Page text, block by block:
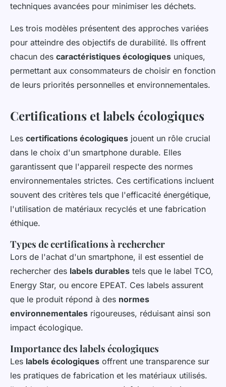
techniques avancées pour minimiser les déchets.
Les trois modèles présentent des approches variées
pour atteindre des objectifs de durabilité. Ils offrent
chacun des caractéristiques écologiques uniques,
permettant aux consommateurs de choisir en fonction
de leurs priorités personnelles et environnementales.
Certifications et labels écologiques
Les certifications écologiques jouent un rôle crucial
dans le choix d'un smartphone durable. Elles
garantissent que l'appareil respecte des normes
environnementales strictes. Ces certifications incluent
souvent des critères tels que l'efficacité énergétique,
l'utilisation de matériaux recyclés et une fabrication
éthique.
Types de certifications à rechercher
Lors de l'achat d'un smartphone, il est essentiel de
rechercher des labels durables tels que le label TCO,
Energy Star, ou encore EPEAT. Ces labels assurent
que le produit répond à des normes
environnementales rigoureuses, réduisant ainsi son
impact écologique.
Importance des labels écologiques
Les labels écologiques offrent une transparence sur
les pratiques de fabrication et les matériaux utilisés.